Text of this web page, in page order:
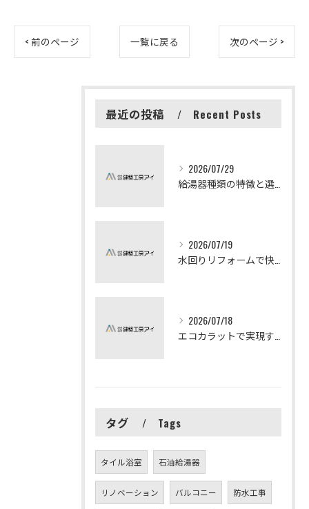
< 前のページ 一覧に戻る 次のページ >
最近の投稿 Recent Posts
2026/07/29
2026/07/19
2026/07/18
タグ Tags
タイル浴室 石油給湯器
リノベーション バルコニー 防水工事